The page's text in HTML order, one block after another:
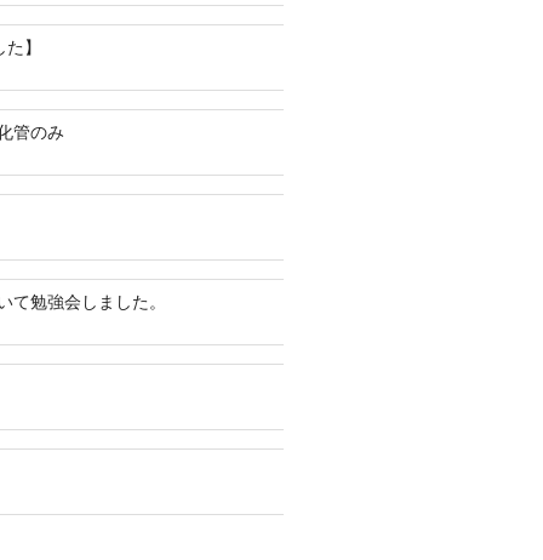
】
管のみ
て勉強会しました。